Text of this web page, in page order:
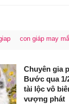
con giáp may
Chuyên gia
Bước qua 1/
tài lộc vô
vượng phát